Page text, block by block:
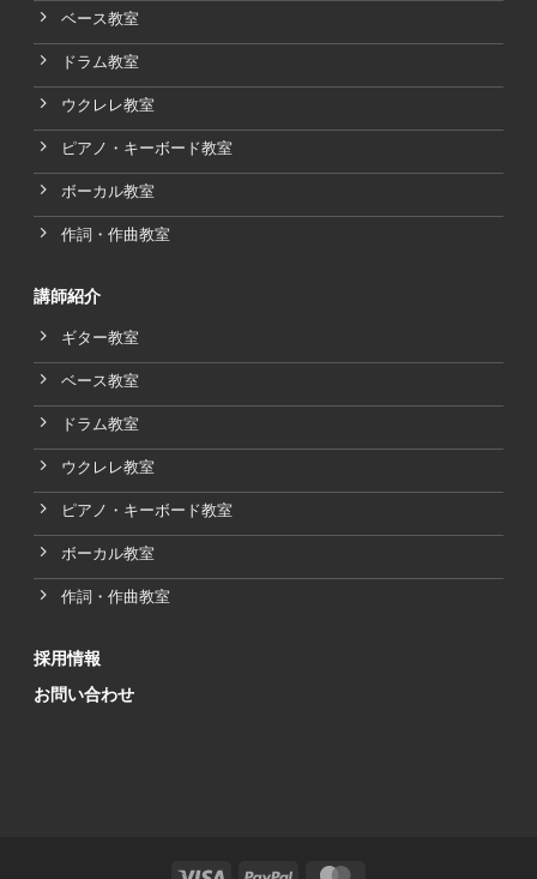
ベース教室
ドラム教室
ウクレレ教室
ピアノ・キーボード教室
ボーカル教室
作詞・作曲教室
講師紹介
ギター教室
ベース教室
ドラム教室
ウクレレ教室
ピアノ・キーボード教室
ボーカル教室
作詞・作曲教室
採用情報
お問い合わせ